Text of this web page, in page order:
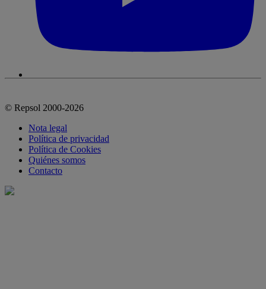
© Repsol 2000-2026
Nota legal
Política de privacidad
Política de Cookies
Quiénes somos
Contacto